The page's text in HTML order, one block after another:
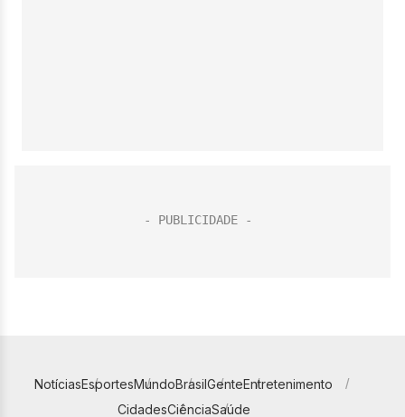
NotíciasEsportesMundoBrasilGenteEntretenimento
CidadesCiênciaSaúde